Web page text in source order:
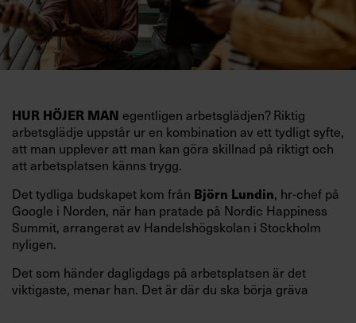
HUR HÖJER MAN egentligen arbetsglädjen? Riktig
arbetsglädje uppstår ur en kombination av ett tydligt syfte,
att man upplever att man kan göra skillnad på riktigt och
att arbetsplatsen känns trygg.
Det tydliga budskapet kom från Björn Lundin, hr-chef på
Google i Norden, när han pratade på Nordic Happiness
Summit, arrangerat av Handelshögskolan i Stockholm
nyligen.
Det som händer dagligdags på arbetsplatsen är det
viktigaste, menar han. Det är där du ska börja gräva